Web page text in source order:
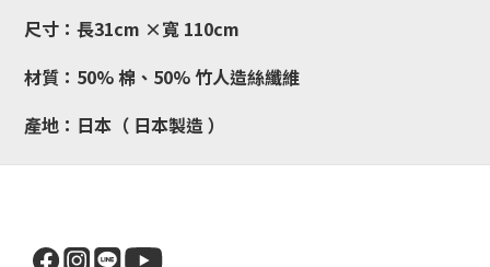
尺寸：長31cm ×寬 110cm
材質：50% 棉、50% 竹人造絲纖維
產地：日本（ 日本製造 ）